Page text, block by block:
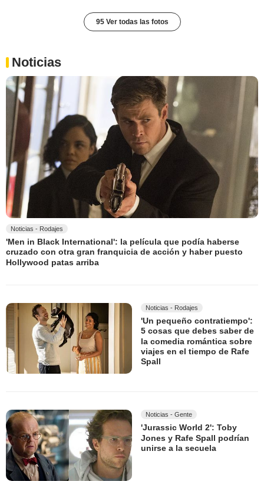
95 Ver todas las fotos
Noticias
Noticias - Rodajes
'Men in Black International': la película que podía haberse
cruzado con otra gran franquicia de acción y haber puesto
Hollywood patas arriba
Noticias - Rodajes
'Un pequeño contratiempo':
5 cosas que debes saber de
la comedia romántica sobre
viajes en el tiempo de Rafe
Spall
Noticias - Gente
'Jurassic World 2': Toby
Jones y Rafe Spall podrían
unirse a la secuela